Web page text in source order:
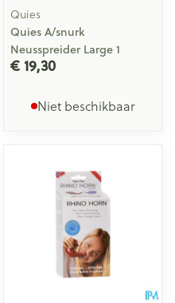
Quies
Quies A/snurk
Neusspreider Large 1
€ 19,30
Niet beschikbaar